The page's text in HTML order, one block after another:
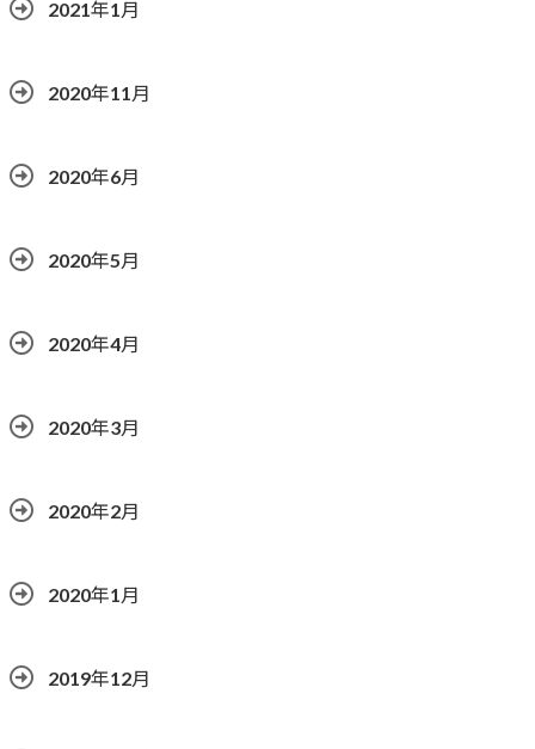
2021年1月
2020年11月
2020年6月
2020年5月
2020年4月
2020年3月
2020年2月
2020年1月
2019年12月